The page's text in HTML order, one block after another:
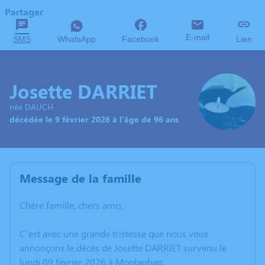
Partager
SMS WhatsApp Facebook E-mail Lien
Josette DARRIET
née DAUCH
décédée le 9 février 2026 à l'âge de 96 ans
Message de la famille
Chère famille, chers amis,
C’est avec une grande tristesse que nous vous
annonçons le décès de Josette DARRIET survenu le
lundi 09 février 2026 à Montauban.